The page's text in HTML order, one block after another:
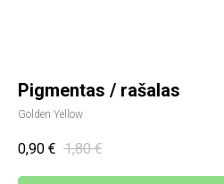
Pigmentas / rašalas
Golden Yellow
0,90 € 1,80 €